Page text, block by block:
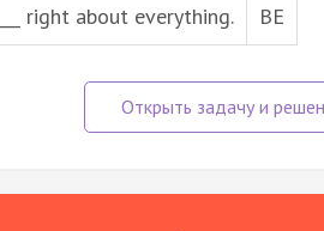
right about everything. BE